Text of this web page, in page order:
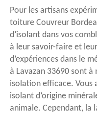
Pour les artisans
toiture Couvreur
d’isolant dans vos
à leur savoir-faire et
d’expériences dans le
à Lavazan 33690 sont
isolation efficace. Vous
isolant d’origine
animale. Cependant, la